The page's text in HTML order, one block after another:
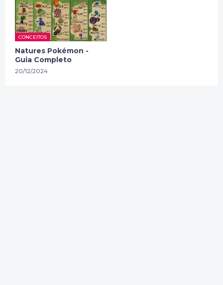
CONCEITOS
Natures Pokémon -
Guia Completo
20/12/2024